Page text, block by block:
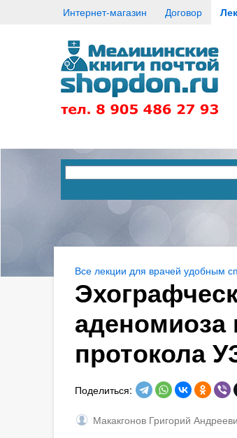
Интернет-магазин Договор
Все лекции для врачей удобным
протокола
Поделиться:
Макакгонов Григорий